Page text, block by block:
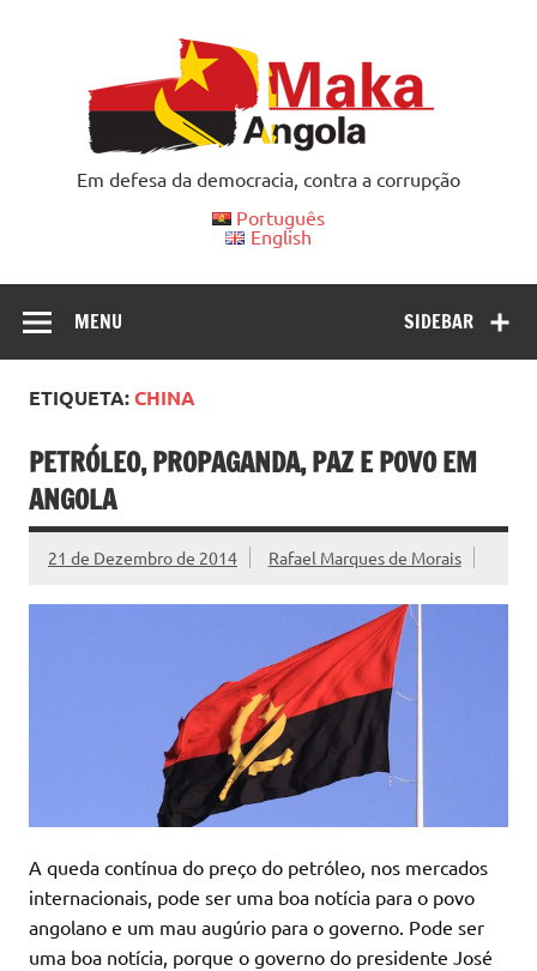
Em defesa da democracia, contra a corrupção
Português
English
SIDEBAR
MENU
ETIQUETA:CHINA
PETRÓLEO, PROPAGANDA, PAZ E POVO EM
ANGOLA
21 de Dezembro de 2014 Rafael Marques de Morais
A queda contínua do preço do petróleo, nos mercados
internacionais, pode ser uma boa notícia para o povo
angolano e um mau augúrio para o governo. Pode ser
uma boa notícia, porque o governo do presidente José